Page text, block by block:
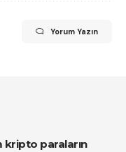
Yorum Yazın